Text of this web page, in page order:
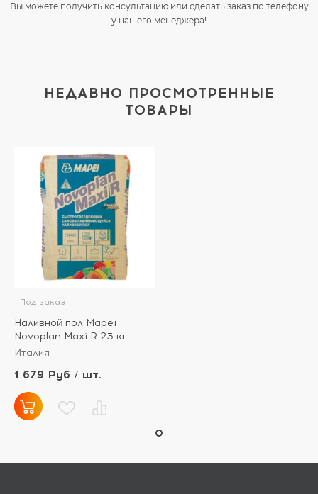
Вы можете получить консультацию или сделать заказ по телефону
у нашего менеджера!
НЕДАВНО ПРОСМОТРЕННЫЕ
ТОВАРЫ
Под заказ
Наливной пол Mapei
Novoplan Maxi R 23 кг
Италия
1 679 Руб / шт.